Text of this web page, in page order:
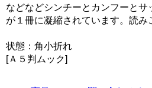
などなどシンチーとカンフーとサ
が１冊に凝縮されています。読み
状態：角小折れ
[Ａ５判ムック]